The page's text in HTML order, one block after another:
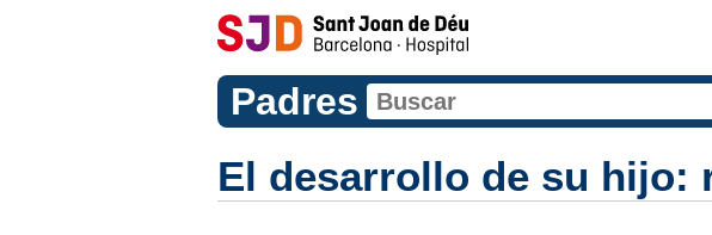
Padres
El desarrollo de su hijo: